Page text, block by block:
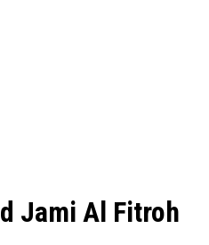
Jami Al Fitroh